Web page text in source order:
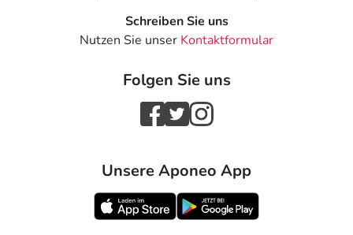
Schreiben Sie uns
Nutzen Sie unser Kontaktformular
Folgen Sie uns
Unsere Aponeo App